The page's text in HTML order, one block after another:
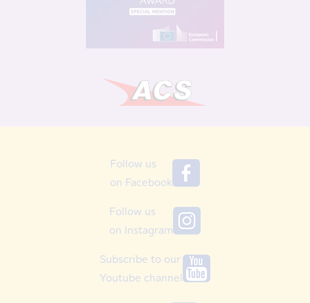
Follow us
on Facebook
Follow us
on Instagram
Subscribe to our
Youtube channel